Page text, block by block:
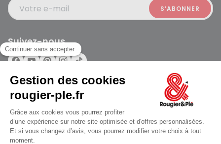
Ferme à 19:30
Votre e-mail
Suivez-nous
Rougier et Plé 2024 Copyright
Mentions légales